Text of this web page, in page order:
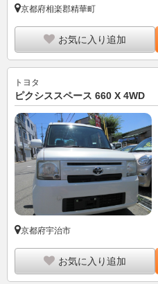
京都府相楽郡精華町
お気に入り追加
トヨタ
ピクシススペース 660 X 4WD
京都府宇治市
お気に入り追加